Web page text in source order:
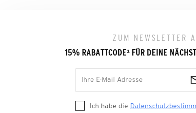
ZUM NEWSLETTER
15% RABATTCODE¹FÜR DEINE
Ich habe die